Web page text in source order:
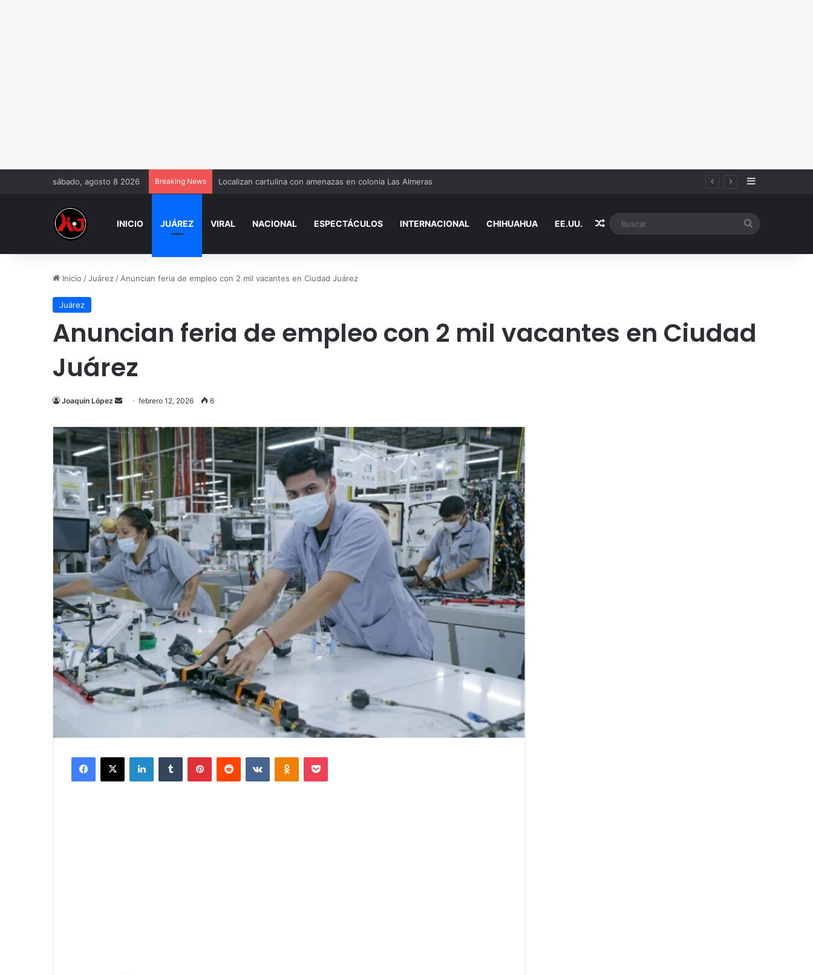
sábado, agosto 8 2026 Breaking News Infonavit dará escrituras gratis a las personas que cumplieron con este requisito Sidebar
INICIO JUÁREZ VIRAL NACIONAL ESPECTÁCULOS INTERNACIONAL CHIHUAHUA EE.UU. Random Article
Inicio /Juárez / Anuncian feria de empleo con 2 mil vacantes en Ciudad Juárez
Juárez
Anuncian feria de empleo con 2 mil vacantes en Ciudad
Juárez
Joaquín López
Send
email
febrero 12, 2026 6
Facebook
X LinkedInTumblr PinterestReddit VKontakteOdnoklassniki
Pocket